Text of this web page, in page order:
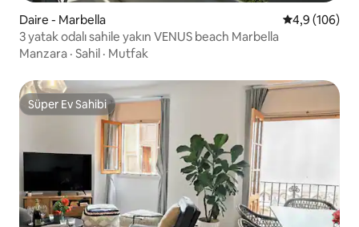
Daire - Marbella 5 üzerinden
4,9 (106)
3 yatak odalı sahile yakın VENUS beach Marbella
Manzara · Sahil · Mutfak
Süper Ev Sahibi
Süper Ev Sahibi